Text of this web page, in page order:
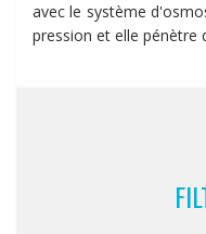
avec le système
pression et elle pénètre